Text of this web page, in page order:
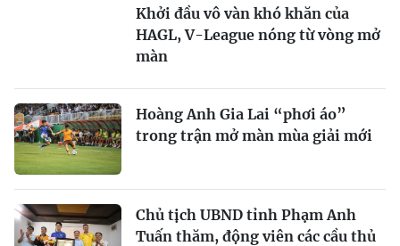
Khởi đầu vô vàn khó khăn của
HAGL, V-League nóng từ vòng mở
màn
Hoàng Anh Gia Lai “phơi áo”
trong trận mở màn mùa giải mới
Chủ tịch UBND tỉnh Phạm Anh
Tuấn thăm, động viên các cầu thủ